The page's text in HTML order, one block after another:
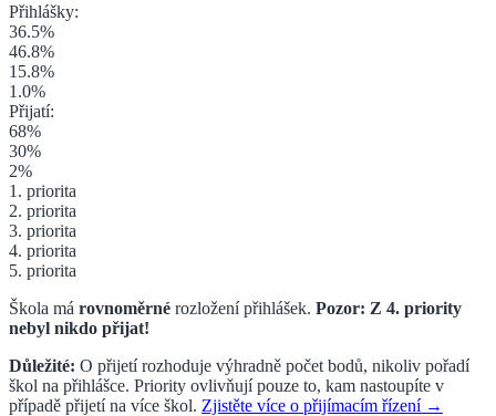
Přihlášky:
36.5%
46.8%
15.8%
1.0%
Přijatí:
68%
30%
2%
1. priorita
2. priorita
3. priorita
4. priorita
5. priorita
Škola má rovnoměrné rozložení přihlášek. Pozor: Z 4. priority
nebyl nikdo přijat!
Důležité: O přijetí rozhoduje výhradně počet bodů, nikoliv pořadí
škol na přihlášce. Priority ovlivňují pouze to, kam nastoupíte v
případě přijetí na více škol. Zjistěte více o přijímacím řízení →